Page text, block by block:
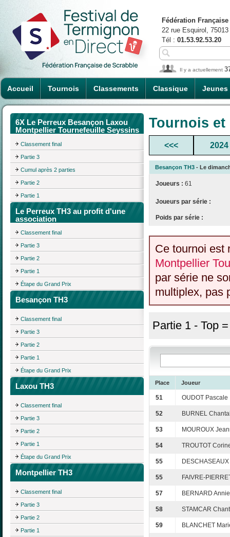
Accueil Tournois Classements Classique Jeunes
Fédération
22 rue Esquirol,
Tél : 01.53.92.53.20
Il y a actuellement
6X Le Perreux Besançon Laxou
Montpellier Tournefeuille Seyssins
Classement final
Partie 3
Cumul après 2 parties
Partie 2
Partie 1
Le Perreux TH3 au profit d'une
association
Classement final
Partie 3
Partie 2
Partie 1
Étape du Grand Prix
Besançon TH3
Classement final
Partie 3
Partie 2
Partie 1
Étape du Grand Prix
Laxou TH3
Classement final
Partie 3
Partie 2
Partie 1
Étape du Grand Prix
Montpellier TH3
Classement final
Partie 3
Partie 2
Partie 1
Tournois
<<< 2024
Besançon TH3 - Le
Joueurs : 61
Joueurs par série :
Poids par série :
Ce tournoi est
Montpellier
par série ne
multiplex, pas
Partie 1 - Top
Place Joueur
51 OUDOT Pascale
52 BURNEL
53 MOUROUX
54 TROUTOT
55
55 FAIVRE-
57 BERNARD Annie
58 STAMCAR
59 BLANCHET